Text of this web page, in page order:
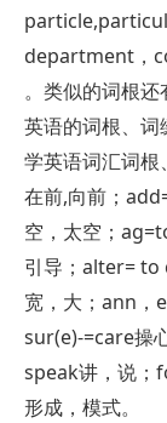
department，
。类似的词根
英语的词根、词
学英语词汇词
在前,向前；
空，太空；
引导；alter=
宽，大；ann，
sur(e)-=care操
speak讲，说
形成，模式。